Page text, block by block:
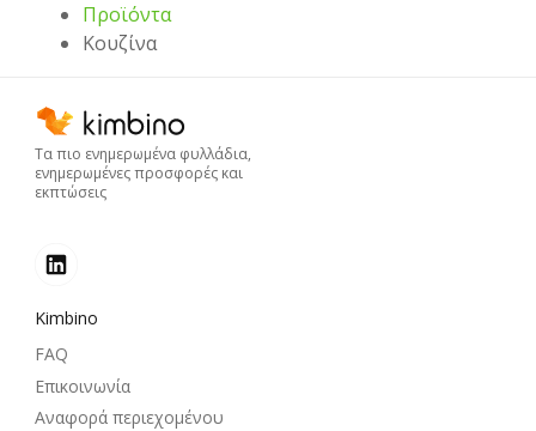
Προϊόντα
Κουζίνα
Τα πιο ενημερωμένα φυλλάδια,
ενημερωμένες προσφορές και
εκπτώσεις
Kimbino
FAQ
Επικοινωνία
Αναφορά περιεχομένου